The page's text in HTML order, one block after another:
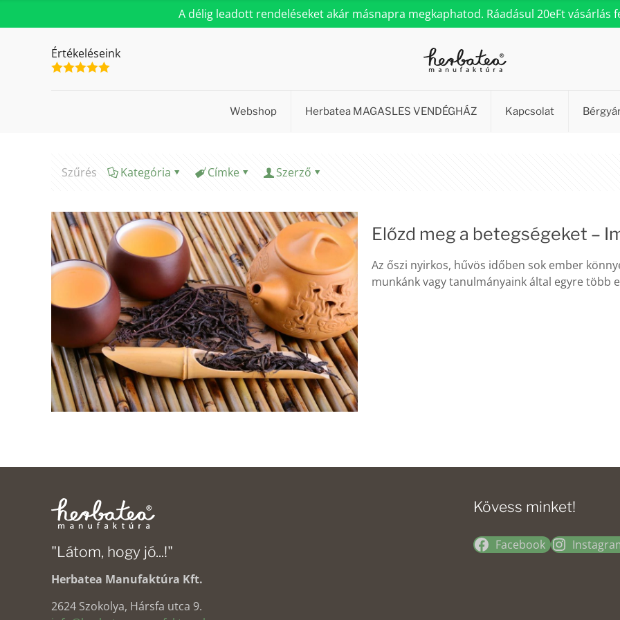
A délig leadott rendeléseket akár másnapra megkaphatod. Ráadásul 20eFt vásárlás
Értékeléseink
Webshop Herbatea MAGASLES VENDÉGHÁZ Kapcsolat
Szűrés Kategória Címke Szerző
Előzd meg a betegségeket –
Az őszi nyirkos, hűvös időben sok ember
munkánk vagy tanulmányaink által egyre több
"Látom, hogy jó...!"
Herbatea Manufaktúra Kft.
2624 Szokolya, Hársfa utca 9.
Kövess minket!
Facebook